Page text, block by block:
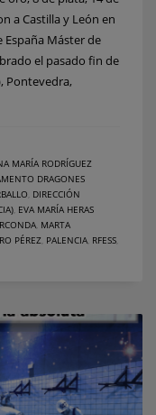
a Castilla y León en
Máster de
el pasado fin de
Pontevedra,
MARÍA RODRÍGUEZ
DRAGONES
DIRECCIÓN
EVA MARÍA HERAS
MARTA
PÉREZ PALENCIA RFESS